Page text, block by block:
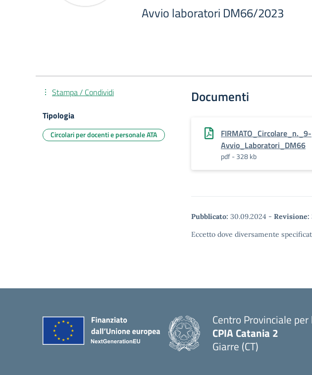
Avvio laboratori DM66/2023
Documenti
FIRMATO_Circolare_n._9-
Avvio_Laboratori_DM66
pdf - 328 kb
Pubblicato: 30.09.2024 - Revisione:
Eccetto dove diversamente
Stampa / Condividi
Tipologia
Circolari per docenti e personale ATA
Centro Provinciale
CPIA Catania 2
Giarre (CT)